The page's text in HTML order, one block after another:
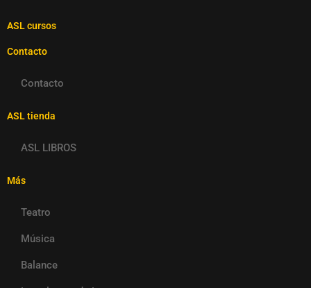
ASL cursos
Contacto
Contacto
ASL tienda
ASL LIBROS
Más
Teatro
Música
Balance